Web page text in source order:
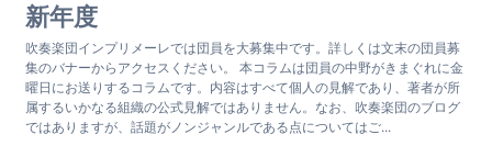
新年度
吹奏楽団インプリメーレでは団員を大募集中です。詳しくは文末の団員募
集のバナーからアクセスください。 本コラムは団員の中野がきまぐれに金
曜日にお送りするコラムです。内容はすべて個人の見解であり、著者が所
属するいかなる組織の公式見解ではありません。なお、吹奏楽団のブログ
ではありますが、話題がノンジャンルである点についてはご...